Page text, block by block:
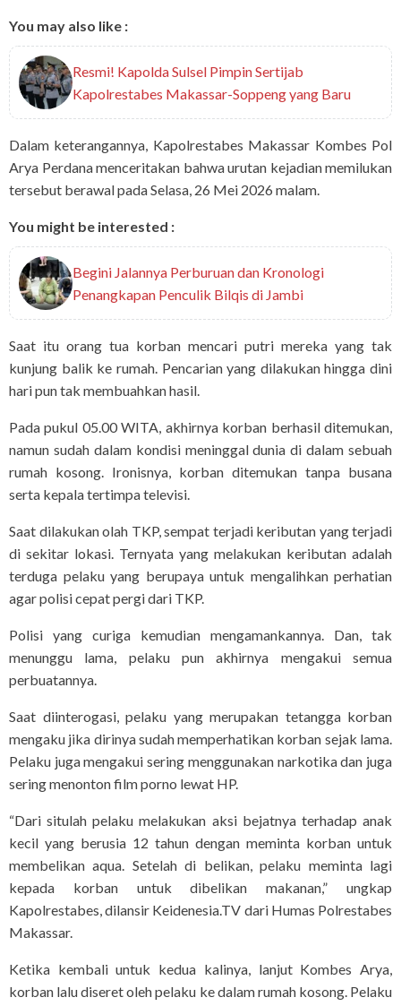
You may also like :
Resmi! Kapolda Sulsel Pimpin Sertijab
Kapolrestabes Makassar-Soppeng yang Baru
Dalam keterangannya, Kapolrestabes Makassar Kombes Pol
Arya Perdana menceritakan bahwa urutan kejadian memilukan
tersebut berawal pada Selasa, 26 Mei 2026 malam.
You might be interested :
Begini Jalannya Perburuan dan Kronologi
Penangkapan Penculik Bilqis di Jambi
Saat itu orang tua korban mencari putri mereka yang tak
kunjung balik ke rumah. Pencarian yang dilakukan hingga dini
hari pun tak membuahkan hasil.
Pada pukul 05.00 WITA, akhirnya korban berhasil ditemukan,
namun sudah dalam kondisi meninggal dunia di dalam sebuah
rumah kosong. Ironisnya, korban ditemukan tanpa busana
serta kepala tertimpa televisi.
Saat dilakukan olah TKP, sempat terjadi keributan yang terjadi
di sekitar lokasi. Ternyata yang melakukan keributan adalah
terduga pelaku yang berupaya untuk mengalihkan perhatian
agar polisi cepat pergi dari TKP.
Polisi yang curiga kemudian mengamankannya. Dan, tak
menunggu lama, pelaku pun akhirnya mengakui semua
perbuatannya.
Saat diinterogasi, pelaku yang merupakan tetangga korban
mengaku jika dirinya sudah memperhatikan korban sejak lama.
Pelaku juga mengakui sering menggunakan narkotika dan juga
sering menonton film porno lewat HP.
“Dari situlah pelaku melakukan aksi bejatnya terhadap anak
kecil yang berusia 12 tahun dengan meminta korban untuk
membelikan aqua. Setelah di belikan, pelaku meminta lagi
kepada korban untuk dibelikan makanan,” ungkap
Kapolrestabes, dilansir Keidenesia.TV dari Humas Polrestabes
Makassar.
Ketika kembali untuk kedua kalinya, lanjut Kombes Arya,
korban lalu diseret oleh pelaku ke dalam rumah kosong. Pelaku